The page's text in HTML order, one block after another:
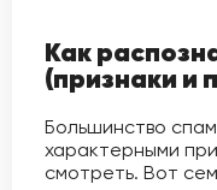
Как
(признаки и
Большинство
характерными
смотреть. Вот